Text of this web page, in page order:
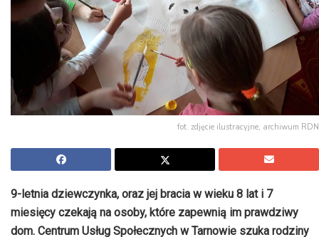
fot. zdjęcie ilustracyjne, archiwum RDN
9-letnia dziewczynka, oraz jej bracia w wieku 8 lat i 7
miesięcy czekają na osoby, które zapewnią im prawdziwy
dom. Centrum Usług Społecznych w Tarnowie szuka rodziny